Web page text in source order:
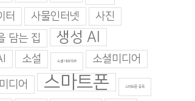
터 사물인터넷
사진
담는 집
생성 AI
소설 소셜 네트워크 소셜미디어
디어 스마트폰 스마트폰 중독